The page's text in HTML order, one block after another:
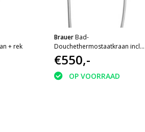
+ rek
BrauerBad-
Douchethermostaatkraan incl
handdoucheset
€550,-
OP VOORRAAD